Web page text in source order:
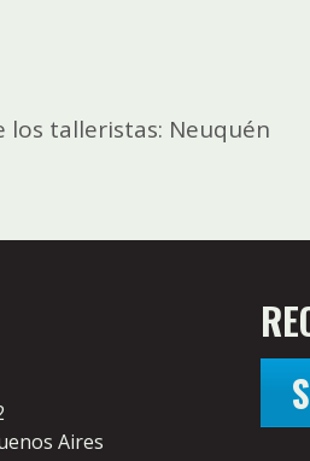
los talleristas: Neuquén
Aires